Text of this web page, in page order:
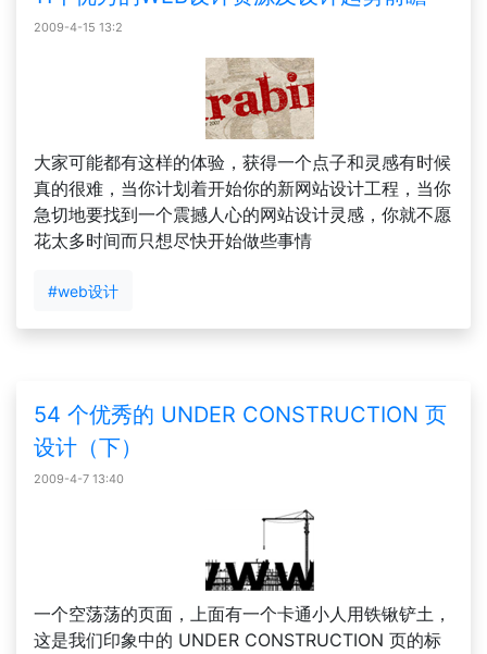
2009-4-15 13:2
大家可能都有这样的体验，获得一个点子和灵感有时候
真的很难，当你计划着开始你的新网站设计工程，当你
急切地要找到一个震撼人心的网站设计灵感，你就不愿
花太多时间而只想尽快开始做些事情
#web设计
54 个优秀的 UNDER CONSTRUCTION 页
设计（下）
2009-4-7 13:40
一个空荡荡的页面，上面有一个卡通小人用铁锹铲土，
这是我们印象中的 UNDER CONSTRUCTION 页的标